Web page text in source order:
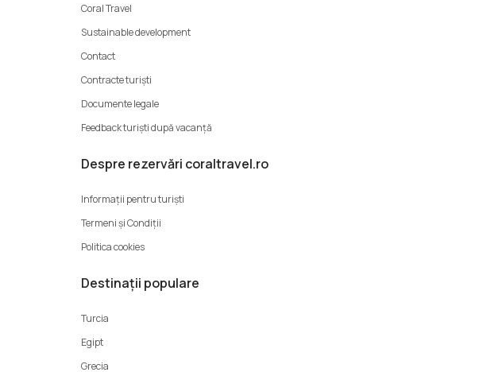
Coral Travel
Sustainable development
Contact
Contracte turiști
Documente legale
Feedback turiști după vacanță
Despre rezervări coraltravel.ro
Informații pentru turiști
Termeni şi Condiții
Politica cookies
Destinații populare
Turcia
Egipt
Grecia